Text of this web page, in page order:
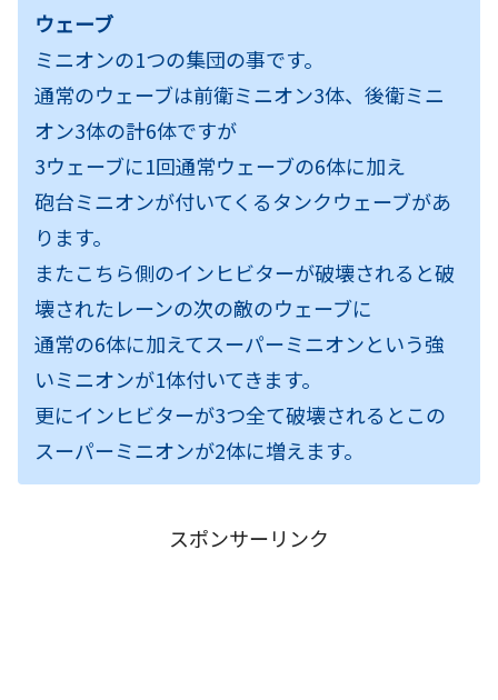
ウェーブ
ミニオンの1つの集団の事です。
通常のウェーブは前衛ミニオン3体、後衛ミニ
オン3体の計6体ですが
3ウェーブに1回通常ウェーブの6体に加え
砲台ミニオンが付いてくるタンクウェーブがあ
ります。
またこちら側のインヒビターが破壊されると破
壊されたレーンの次の敵のウェーブに
通常の6体に加えてスーパーミニオンという強
いミニオンが1体付いてきます。
更にインヒビターが3つ全て破壊されるとこの
スーパーミニオンが2体に増えます。
スポンサーリンク